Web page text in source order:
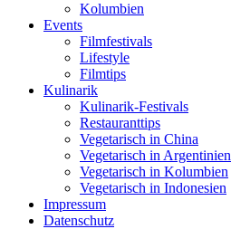
Kolumbien
Events
Filmfestivals
Lifestyle
Filmtips
Kulinarik
Kulinarik-Festivals
Restauranttips
Vegetarisch in China
Vegetarisch in Argentinien
Vegetarisch in Kolumbien
Vegetarisch in Indonesien
Impressum
Datenschutz